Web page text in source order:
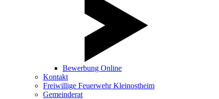
Bewerbung Online
Kontakt
Freiwillige Feuerwehr Kleinostheim
Gemeinderat